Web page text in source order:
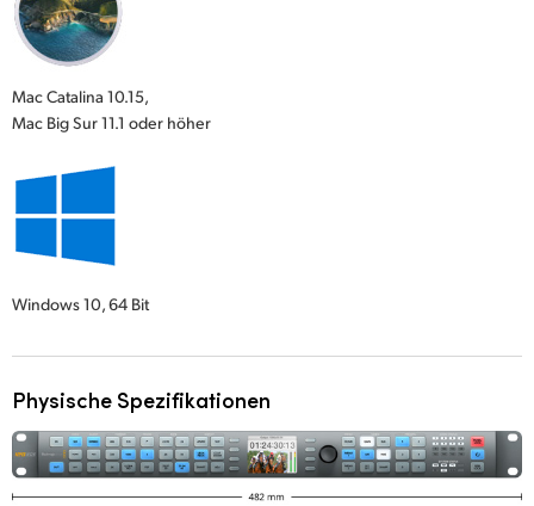
Mac Catalina 10.15,
Mac Big Sur 11.1 oder höher
Windows 10,64 Bit
Physische Spezifikationen